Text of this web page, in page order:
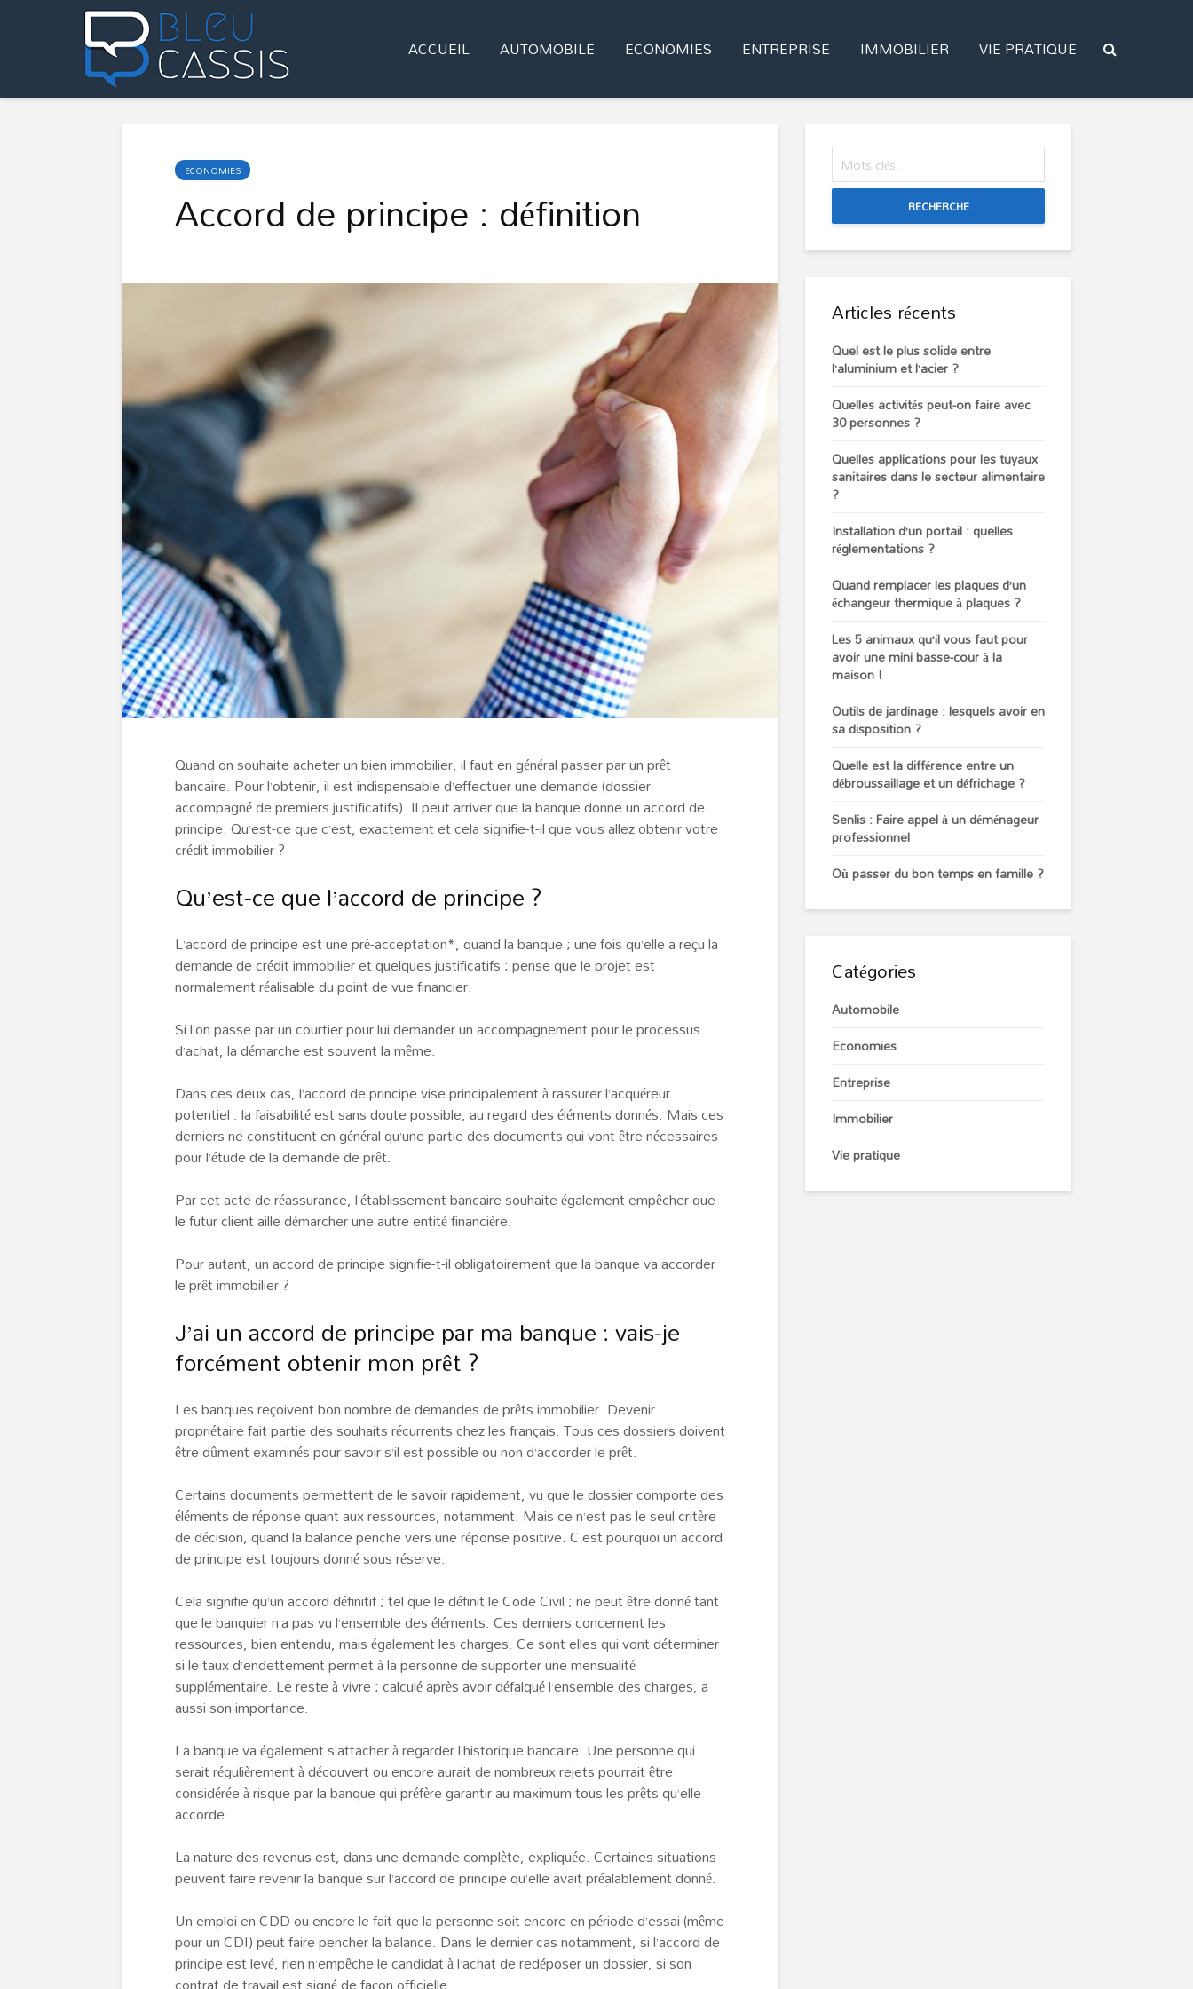
ACCUEIL AUTOMOBILE ECONOMIES ENTREPRISE IMMOBILIER VIE PRATIQUE
ECONOMIES
Accord de principe : définition
Quand on souhaite acheter un bien immobilier, il faut en général passer par un prêt
bancaire. Pour l’obtenir, il est indispensable d’effectuer une demande (dossier
accompagné de premiers justificatifs). Il peut arriver que la banque donne un accord de
principe. Qu’est-ce que c’est, exactement et cela signifie-t-il que vous allez obtenir votre
crédit immobilier ?
Qu’est-ce que l’accord de principe ?
L’accord de principe est une pré-acceptation*, quand la banque ; une fois qu’elle a reçu la
demande de crédit immobilier et quelques justificatifs ; pense que le projet est
normalement réalisable du point de vue financier.
Si l’on passe par un courtier pour lui demander un accompagnement pour le processus
d’achat, la démarche est souvent la même.
Dans ces deux cas, l’accord de principe vise principalement à rassurer l’acquéreur
potentiel : la faisabilité est sans doute possible, au regard des éléments donnés. Mais ces
derniers ne constituent en général qu’une partie des documents qui vont être nécessaires
pour l’étude de la demande de prêt.
Par cet acte de réassurance, l’établissement bancaire souhaite également empêcher que
le futur client aille démarcher une autre entité financière.
Pour autant, un accord de principe signifie-t-il obligatoirement que la banque va accorder
le prêt immobilier ?
J’ai un accord de principe par ma banque : vais-je
forcément obtenir mon prêt ?
Les banques reçoivent bon nombre de demandes de prêts immobilier. Devenir
propriétaire fait partie des souhaits récurrents chez les français. Tous ces dossiers doivent
être dûment examinés pour savoir s’il est possible ou non d’accorder le prêt.
Certains documents permettent de le savoir rapidement, vu que le dossier comporte des
éléments de réponse quant aux ressources, notamment. Mais ce n’est pas le seul critère
de décision, quand la balance penche vers une réponse positive. C’est pourquoi un accord
de principe est toujours donné sous réserve.
Cela signifie qu’un accord définitif ; tel que le définit le Code Civil ; ne peut être donné tant
que le banquier n’a pas vu l’ensemble des éléments. Ces derniers concernent les
ressources, bien entendu, mais également les charges. Ce sont elles qui vont déterminer
si le taux d’endettement permet à la personne de supporter une mensualité
supplémentaire. Le reste à vivre ; calculé après avoir défalqué l’ensemble des charges, a
aussi son importance.
La banque va également s’attacher à regarder l’historique bancaire. Une personne qui
serait régulièrement à découvert ou encore aurait de nombreux rejets pourrait être
considérée à risque par la banque qui préfère garantir au maximum tous les prêts qu’elle
accorde.
La nature des revenus est, dans une demande complète, expliquée. Certaines situations
peuvent faire revenir la banque sur l’accord de principe qu’elle avait préalablement donné.
Un emploi en CDD ou encore le fait que la personne soit encore en période d’essai (même
pour un CDI) peut faire pencher la balance. Dans le dernier cas notamment, si l’accord de
principe est levé, rien n’empêche le candidat à l’achat de redéposer un dossier, si son
RECHERCHE
Articles récents
Quel est le plus solide entre
l’aluminium et l’acier ?
Quelles activités peut-on faire avec
30 personnes ?
Quelles applications pour les tuyaux
sanitaires dans le secteur alimentaire
?
Installation d’un portail : quelles
réglementations ?
Quand remplacer les plaques d’un
échangeur thermique à plaques ?
Les 5 animaux qu’il vous faut pour
avoir une mini basse-cour à la
maison !
Outils de jardinage : lesquels avoir en
sa disposition ?
Quelle est la différence entre un
débroussaillage et un défrichage ?
Senlis : Faire appel à un déménageur
professionnel
Où passer du bon temps en famille ?
Catégories
Automobile
Economies
Entreprise
Immobilier
Vie pratique